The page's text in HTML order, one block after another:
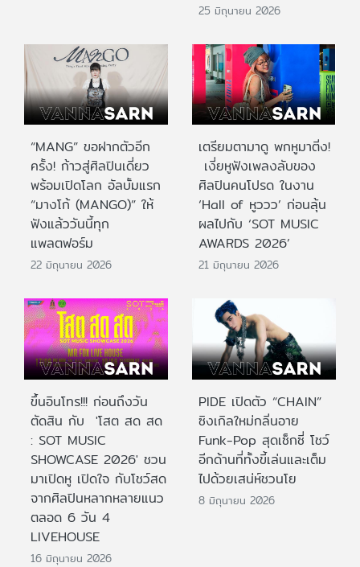
25 มิถุนายน 2026
“MANG” ขอฝากตัวอีก
ครั้ง! ก้าวสู่ศิลปินเดี่ยว
พร้อมเปิดโลก อัลบั้มแรก
“มางโก้ (MANGO)” ให้
ฟังแล้ววันนี้ทุก
แพลตฟอร์ม
22 มิถุนายน 2026
เตรียมตามาดู พกหูมาติ่ง!
เงี่ยหูฟังเพลงลับของ
ศิลปินคนโปรด ในงาน
‘Hall of หูววว’ ก่อนลุ้น
ผลไปกับ ‘SOT MUSIC
AWARDS 2026’
21 มิถุนายน 2026
ขึ้นอินโทร!!! ก่อนถึงวัน
ตัดสิน กับ 'โสต สด สด
: SOT MUSIC
SHOWCASE 2026' ชวน
มาเปิดหู เปิดใจ กับโชว์สด
จากศิลปินหลากหลายแนว
ตลอด 6 วัน 4
LIVEHOUSE
16 มิถุนายน 2026
PIDE เปิดตัว “CHAIN”
ซิงเกิลใหม่กลิ่นอาย
Funk-Pop สุดเซ็กซี่ โชว์
อีกด้านที่ทั้งขี้เล่นและเต็ม
ไปด้วยเสน่ห์ชวนโย
8 มิถุนายน 2026